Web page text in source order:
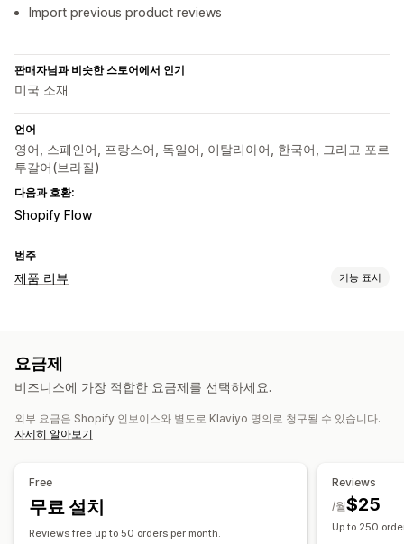
Import previous product reviews
판매자님과 비슷한 스토어에서 인기
미국 소재
언어
영어, 스페인어, 프랑스어, 독일어, 이탈리아어, 한국어, 그리고 포르
투갈어(브라질)
다음과 호환:
Shopify Flow
범주
제품 리뷰 기능 표시
리뷰 요약
이메일 요청 SMS 요청 양식 가져오기 및 내보내기
요금제
비즈니스에 가장 적합한 요금제를 선택하세요.
외부 요금은 Shopify 인보이스와 별도로 Klaviyo 명의로 청구될 수 있습니다.
자세히 알아보기
Free
무료 설치
Reviews free up to 50 orders per month.
Reviews
$25
/월
Up to 250